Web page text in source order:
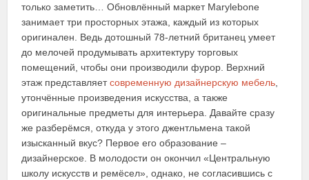
только заметить… Обновлённый маркет Marylebone
занимает три просторных этажа, каждый из которых
оригинален. Ведь дотошный 78-летний британец умеет
до мелочей продумывать архитектуру торговых
помещений, чтобы они производили фурор. Верхний
этаж представляетсовременную дизайнерскую мебель
утончённые произведения искусства, а также
оригинальные предметы для интерьера. Давайте сразу
же разберёмся, откуда у этого джентльмена такой
изысканный вкус? Первое его образование –
дизайнерское. В молодости он окончил «Центральную
школу искусств и ремёсел», однако, не согласившись с